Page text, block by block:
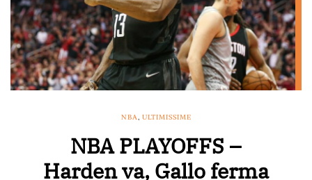
NBA, ULTIMISSIME
NBA PLAYOFFS –
Harden va, Gallo ferma